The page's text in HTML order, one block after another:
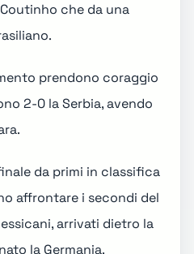
che da una
prendono coraggio
2-0 la Serbia, avendo
da primi in classifica
affrontare i secondi del
arrivati dietro la
la Germania.